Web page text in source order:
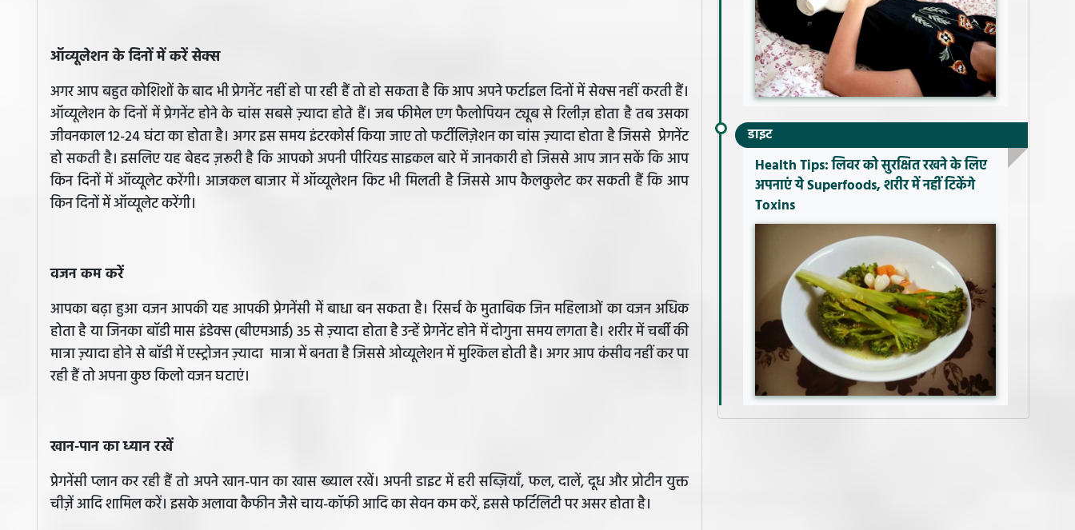
​ऑव्यूलेशन के दिनों में करें सेक्स
अगर आप बहुत कोशिशों के बाद भी प्रेगनेंट नहीं हो पा रही हैं तो हो सकता है कि आप अपने फर्टाइल दिनों में सेक्स नहीं करती हैं।
ऑव्यूलेशन के दिनों में प्रेगनेंट होने के चांस सबसे ज़्यादा होते हैं। जब फीमेल एग फैलोपियन ट्यूब से रिलीज़ होता है तब उसका
जीवनकाल 12-24 घंटा का होता है। अगर इस समय इंटरकोर्स किया जाए तो फर्टीलिज़ेशन का चांस ज़्यादा होता है जिससे प्रेगनेंट
हो सकती है। इसलिए यह बेहद ज़रूरी है कि आपको अपनी पीरियड साइकल बारे में जानकारी हो जिससे आप जान सकें कि आप
किन दिनों में ऑव्यूलेट करेंगी। आजकल बाजार में ऑव्यूलेशन किट भी मिलती है जिससे आप कैलकुलेट कर सकती हैं कि आप
किन दिनों में ऑव्यूलेट करेंगी।
वजन कम करें
आपका बढ़ा हुआ वजन आपकी यह आपकी प्रेगनेंसी में बाधा बन सकता है। रिसर्च के मुताबिक जिन महिलाओं का वजन अधिक
होता है या जिनका बॉडी मास इंडेक्स (बीएमआई) 35 से ज़्यादा होता है उन्हें प्रेगनेंट होने में दोगुना समय लगता है। शरीर में चर्बी की
मात्रा ज़्यादा होने से बॉडी में एस्ट्रोजन ज़्यादा मात्रा में बनता है जिससे ओव्यूलेशन में मुश्किल होती है। अगर आप कंसीव नहीं कर पा
रही हैं तो अपना कुछ किलो वजन घटाएं।
खान-पान का ध्यान रखें
प्रेगनेंसी प्लान कर रही हैं तो अपने खान-पान का खास ख्याल रखें। अपनी डाइट में हरी सब्ज़ियाँ, फल, दालें, दूध और प्रोटीन युक्त
चीज़ें आदि शामिल करें। इसके अलावा कैफीन जैसे चाय-कॉफी आदि का सेवन कम करें, इससे फर्टिलिटी पर असर होता है।
डाइट
Health Tips: लिवर को सुरक्षित रखने के लिए
अपनाएं ये Superfoods, शरीर में नहीं टिकेंगे
Toxins